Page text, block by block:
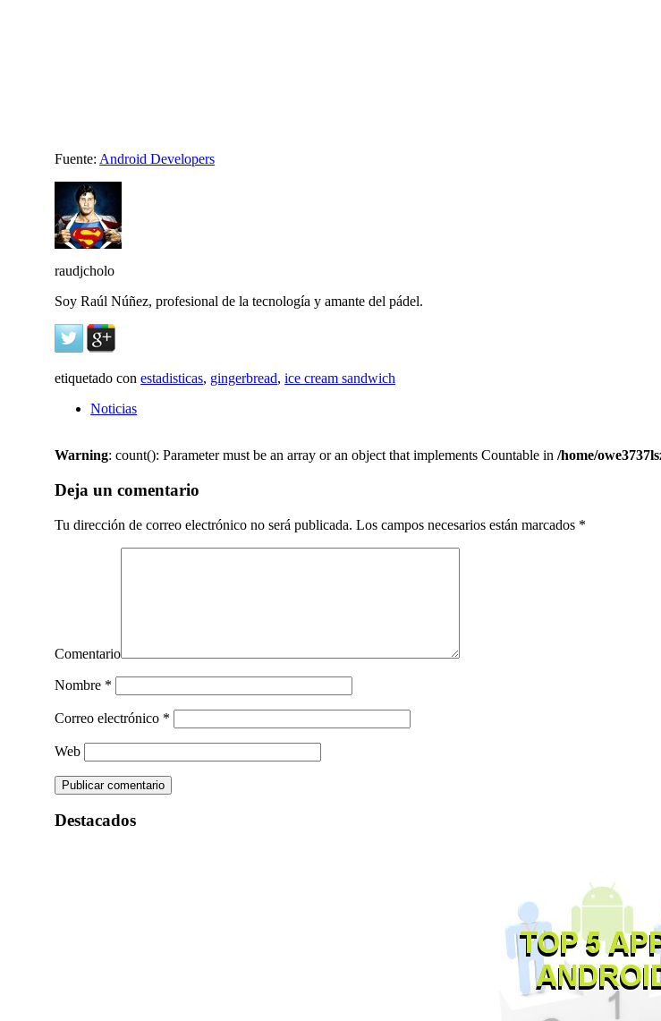
Fuente: Android Developers
raudjcholo
Soy Raúl Núñez, profesional de la tecnología y amante del pádel.
etiquetado conestadisticas, gingerbread,ice cream sandwich
Noticias
Warning: count(): Parameter must be an array or an object that implements Countable in/home/
Deja un comentario
Tu dirección de correo electrónico no será publicada. Los campos necesarios están marcados *
Comentario
Nombre *
Correo electrónico *
Web
Destacados